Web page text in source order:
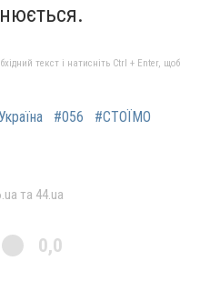
текст і натисніть Ctrl + Enter, щоб
#056
#СТОЇМО
та 44.ua
0,0